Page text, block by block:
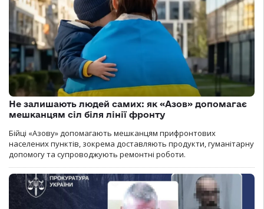
Не залишають людей самих: як «Азов» допомагає
мешканцям сіл біля лінії фронту
Бійці «Азову» допомагають мешканцям прифронтових
населених пунктів, зокрема доставляють продукти, гуманітарну
допомогу та супроводжують ремонтні роботи.